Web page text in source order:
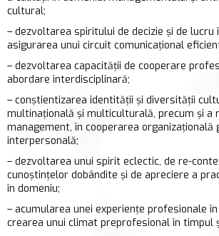
cultural;
– dezvoltarea spiritului de decizie şi de lucru
asigurarea unui circuit comunicaţional
– dezvoltarea capacităţii de cooperare
abordare interdisciplinară;
– conştientizarea identităţii şi diversităţii
multinaţională şi multiculturală, precum şi a
management, în cooperarea organizaţională
interpersonală;
– dezvoltarea unui spirit eclectic, de re-
cunoştinţelor dobândite şi de apreciere a
în domeniu;
– acumularea unei experienţe profesionale
crearea unui climat preprofesional în timpul